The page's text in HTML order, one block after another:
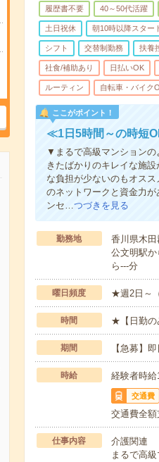
履歴書不要 40～50代活躍
土日祝休 朝10時以降スター
シフト 交替制勤務 扶養
社食/補助あり 日払いOK
ルーティン 自転車・バイク
ここがポイント！
≪1日5時間～の時短
▼まるで高級マンション
きたばかりのキレイな施
な負担が少ないのもオス
のネットワークと資金力
ンセ…つづきを見る
勤務地
香川県木田
公文明駅
ら---分
曜日頻度 ★週2日～
時間 ★【日勤の
期間 【急募】
時給 経験者時
交通費
交通費全額
仕事内容
介護関連
まるで高